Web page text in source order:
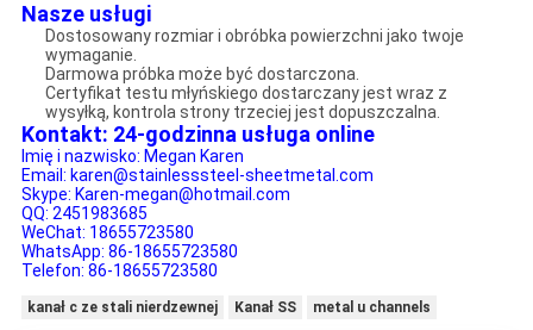
Nasze usługi
Dostosowany rozmiar i obróbka powierzchni jako twoje
wymaganie.
Darmowa próbka może być dostarczona.
Certyfikat testu młyńskiego dostarczany jest wraz z
wysyłką, kontrola strony trzeciej jest dopuszczalna.
Kontakt: 24-godzinna usługa online
Imię i nazwisko: Megan Karen
Email: karen@stainlesssteel-sheetmetal.com
Skype: Karen-megan@hotmail.com
QQ: 2451983685
WeChat: 18655723580
WhatsApp: 86-18655723580
Telefon: 86-18655723580
kanał c ze stali nierdzewnej Kanał SS metal u channels